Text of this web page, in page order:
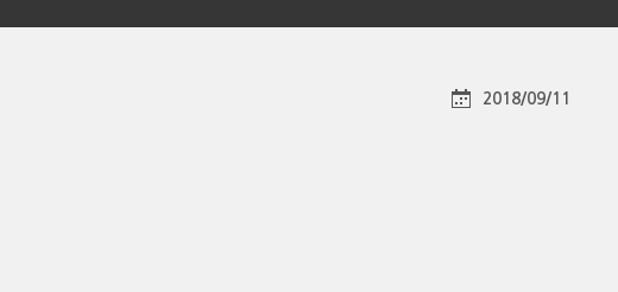
2018/09/11